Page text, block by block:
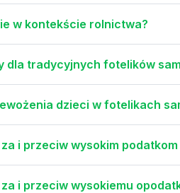
w kontekście rolnictwa?
dla tradycyjnych fotelików
dzieci w fotelikach
i przeciw wysokim
i przeciw wysokiemu